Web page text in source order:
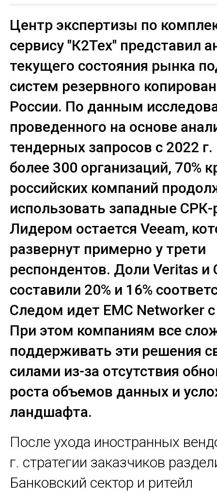
Центр экспертизы по
сервису "К2Тех" представил
текущего состояния рынка
систем резервного
России. По данным
проведенного на основе
тендерных запросов с 2022 г.
более 300 организаций, 70%
российских компаний
использовать западные
Лидером остается Veeam,
развернут примерно у трети
респондентов. Доли Veritas и
составили 20% и 16%
Следом идет EMC Networker
При этом компаниям все
поддерживать эти решения
силами из-за отсутствия
роста объемов данных и
ландшафта.
После ухода иностранных
г. стратегии заказчиков
Банковский сектор и ритейл